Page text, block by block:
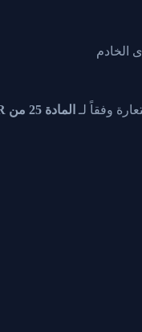
الخادم
وفقاً لـ المادة 25 من GDPR